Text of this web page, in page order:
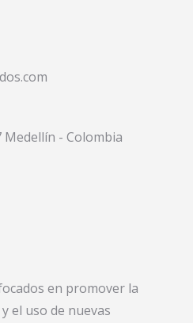
Medellín - Colombia
en promover la
el uso de nuevas